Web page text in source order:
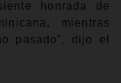
honrada de
mientras
pasado”, dijo el